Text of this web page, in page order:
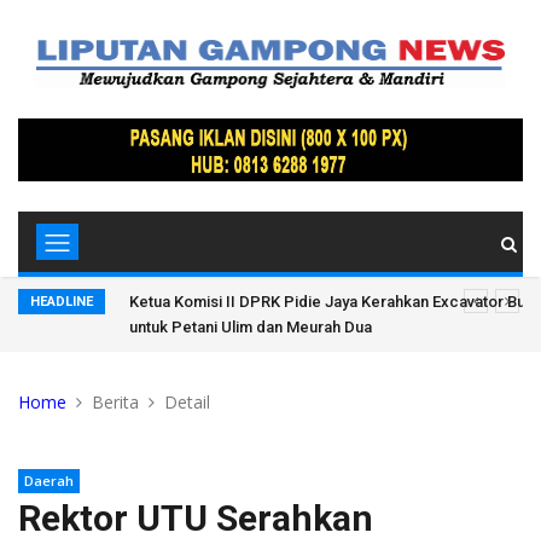
HEADLINE
Saluran Air
Kuasa Hukum Zikrillah: Jangan Tuding Visum Rekayasa,
Seharusnya Lebih Objektif
Home Berita Detail
Daerah
Rektor UTU Serahkan